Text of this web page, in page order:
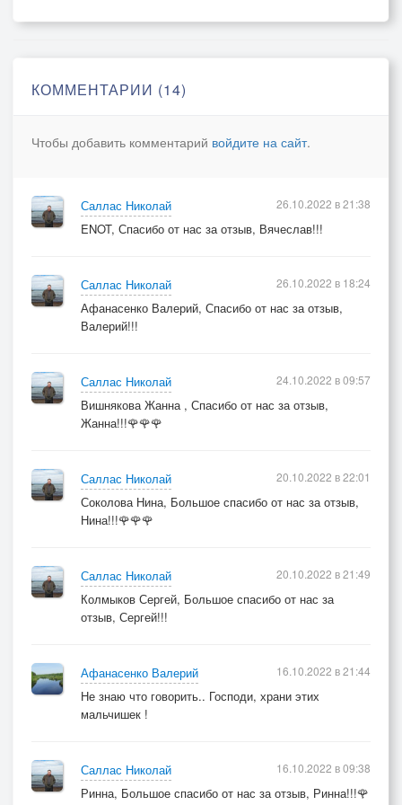
Снова утро розовым рассветом
Расскажите всем нам по секрету,
КОММЕНТАРИИ (14)
Чтобы добавить комментарий войдите на сайт.
Саллас Николай
ENOT, Спасибо от нас за отзыв, Вячеслав!!!
26.10.2022 в 21:38
Саллас Николай
Афанасенко Валерий, Спасибо от нас за отзыв,
Валерий!!!
26.10.2022 в 18:24
Саллас Николай
Вишнякова Жанна , Спасибо от нас за отзыв,
Жанна!!!🌹🌹🌹
24.10.2022 в 09:57
Саллас Николай
Соколова Нина, Большое спасибо от нас за отзыв,
Нина!!!🌹🌹🌹
20.10.2022 в 22:01
Саллас Николай
Колмыков Сергей, Большое спасибо от нас за
отзыв, Сергей!!!
20.10.2022 в 21:49
Афанасенко Валерий
Не знаю что говорить.. Господи, храни этих
мальчишек !
16.10.2022 в 21:44
Саллас Николай
Ринна, Большое спасибо от нас за отзыв, Ринна!!!🌹
16.10.2022 в 09:38